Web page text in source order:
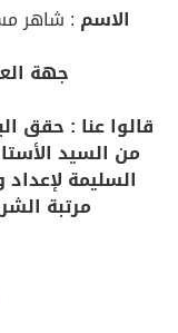
الاسم : شاهر
جهة
قالوا عنا : حقق
من السيد
السليمة لإعداد
مرتبة